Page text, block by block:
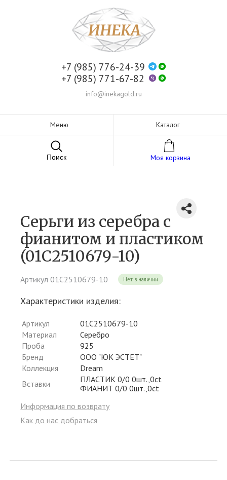
+7 (985) 776-24-39
+7 (985) 771-67-82
info@inekagold.ru
Меню Каталог
Поиск Моя корзина
Серьги из серебра c
фианитом и пластиком
(01С2510679-10)
Артикул 01С2510679-10 Нет в наличии
Характеристики изделия:
Артикул
01С2510679-10
Материал
Серебро
Проба
925
Бренд
ООО "ЮК ЭСТЕТ"
Коллекция
Dream
Вставки
ПЛАСТИК 0/0 0шт.,0ct
ФИАНИТ 0/0 0шт.,0ct
Информация по возврату
Как до нас добраться